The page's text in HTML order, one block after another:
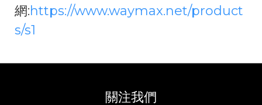
網:https://www.waymax.net/product
s/s1
關注我們